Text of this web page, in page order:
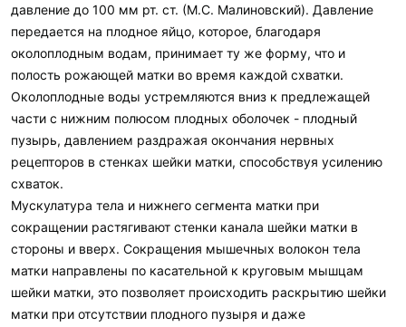
давление до 100 мм рт. ст. (М.С. Малиновский). Давление
передается на плодное яйцо, которое, благодаря
околоплодным водам, принимает ту же форму, что и
полость рожающей матки во время каждой схватки.
Околоплодные воды устремляются вниз к предлежащей
части с нижним полюсом плодных оболочек - плодный
пузырь, давлением раздражая окончания нервных
рецепторов в стенках шейки матки, способствуя усилению
схваток.
Мускулатура тела и нижнего сегмента матки при
сокращении растягивают стенки канала шейки матки в
стороны и вверх. Сокращения мышечных волокон тела
матки направлены по касательной к круговым мышцам
шейки матки, это позволяет происходить раскрытию шейки
матки при отсутствии плодного пузыря и даже